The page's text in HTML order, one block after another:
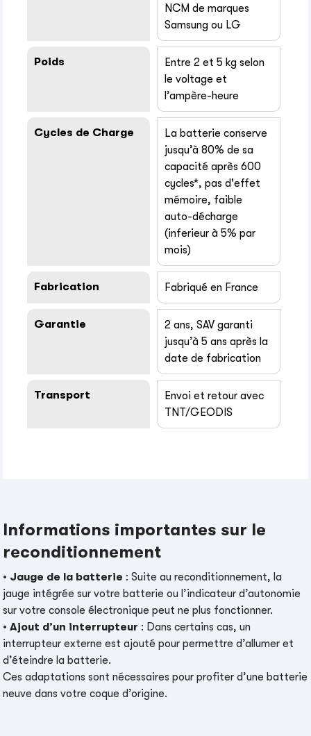
NCM de marques
Samsung ou LG
Poids
Entre 2 et 5 kg selon
le voltage et
l’ampère-heure
Cycles de Charge
La batterie conserve
jusqu’à 80% de sa
capacité après 600
cycles*, pas d'effet
mémoire, faible
auto-décharge
(inferieur à 5% par
mois)
Fabrication Fabriqué en France
Garantie
2 ans, SAV garanti
jusqu’à 5 ans après la
date de fabrication
Transport
Envoi et retour avec
TNT/GEODIS
Informations importantes sur le
reconditionnement
• Jauge de la batterie : Suite au reconditionnement, la
jauge intégrée sur votre batterie ou l’indicateur d’autonomie
sur votre console électronique peut ne plus fonctionner.
•Ajout d’un interrupteur : Dans certains cas, un
interrupteur externe est ajouté pour permettre d’allumer et
d’éteindre la batterie.
Ces adaptations sont nécessaires pour profiter d’une batterie
neuve dans votre coque d’origine.